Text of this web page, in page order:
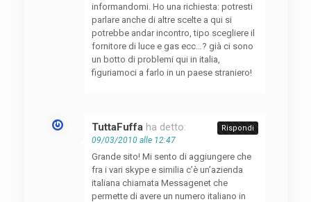
informandomi. Ho una richiesta: potresti
parlare anche di altre scelte a qui si
potrebbe andar incontro, tipo scegliere il
fornitore di luce e gas ecc…? già ci sono
un botto di problemi qui in italia,
figuriamoci a farlo in un paese straniero!
TuttaFuffa ha detto:
09/03/2010 alle 12:47
Grande sito! Mi sento di aggiungere che
fra i vari skype e similia c’è un’azienda
italiana chiamata Messagenet che
permette di avere un numero italiano in
Rispondi